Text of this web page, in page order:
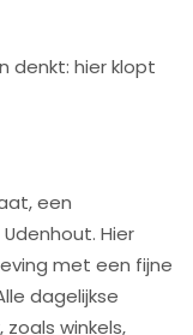
denkt: hier klopt
een
Hier
met een fijne
dagelijkse
winkels,